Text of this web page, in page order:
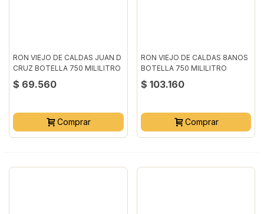
RON VIEJO DE CALDAS JUAN D
CRUZ BOTELLA 750 MILILITRO
$ 69.560
Comprar
RON VIEJO DE CALDAS 8ANOS
BOTELLA 750 MILILITRO
$ 103.160
Comprar